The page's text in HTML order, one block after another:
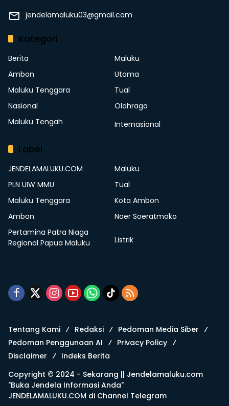
jendelamaluku03@gmail.com
Kategori
Berita
Maluku
Ambon
Utama
Maluku Tenggara
Tual
Nasional
Olahraga
Maluku Tengah
Internasional
Label
JENDELAMALUKU.COM
Maluku
PLN UIW MMU
Tual
Maluku Tenggara
Kota Ambon
Ambon
Noer Soeratmoko
Pertamina Patra Niaga
Regional Papua Maluku
Listrik
Tentang Kami Redaksi
Pedoman Media Siber
Pedoman Penggunaan AI
Privacy Policy
Disclaimer
Indeks Berita
Copyright © 2024 - Sekarang || Jendelamaluku.com
"Buka Jendela Informasi Anda"
JENDELAMALUKU.COM di Channel Telegram